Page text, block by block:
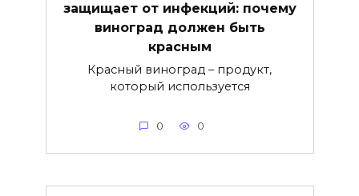
защищает от инфекций: почему
виноград должен быть
красным
Красный виноград – продукт,
который используется
0 0